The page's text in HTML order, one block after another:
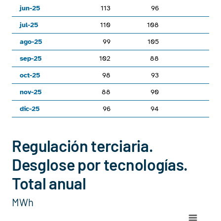
jun-25 113 96
jul-25
110 108
ago-25
99 105
sep-25
102 88
oct-25
98 93
nov-25
88 90
dic-25
96 94
End of interactive chart.
Regulación terciaria.
Desglose por tecnologías.
Total anual
MWh